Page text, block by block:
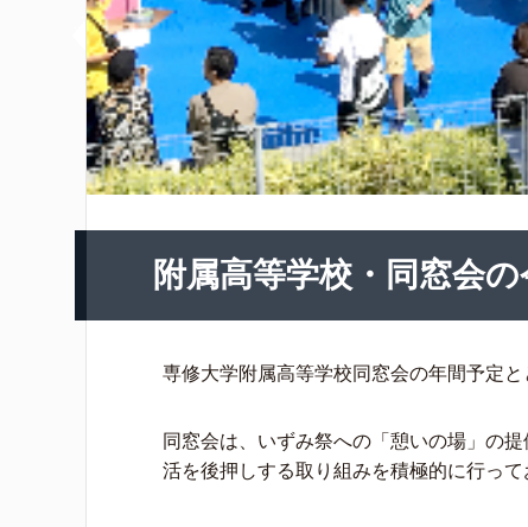
附属高等学校・同窓会
専修大学附属高等学校同窓会の年間予定
同窓会は、いずみ祭への「憩いの場」の
活を後押しする取り組みを積極的に行って